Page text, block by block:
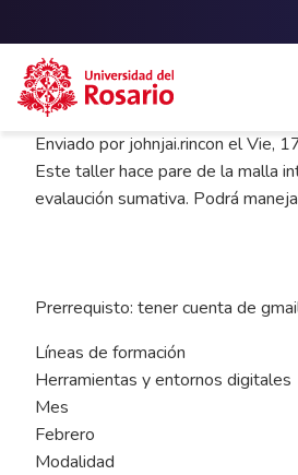
Pasar al contenido principal
Enviado por johnjai.rincon elVie,
Este taller hace pare de la malla
evalaución sumativa. Podrá
Prerrequisto: tener cuenta de
Líneas de formación
Herramientas y entornos digitales
Mes
Febrero
Modalidad